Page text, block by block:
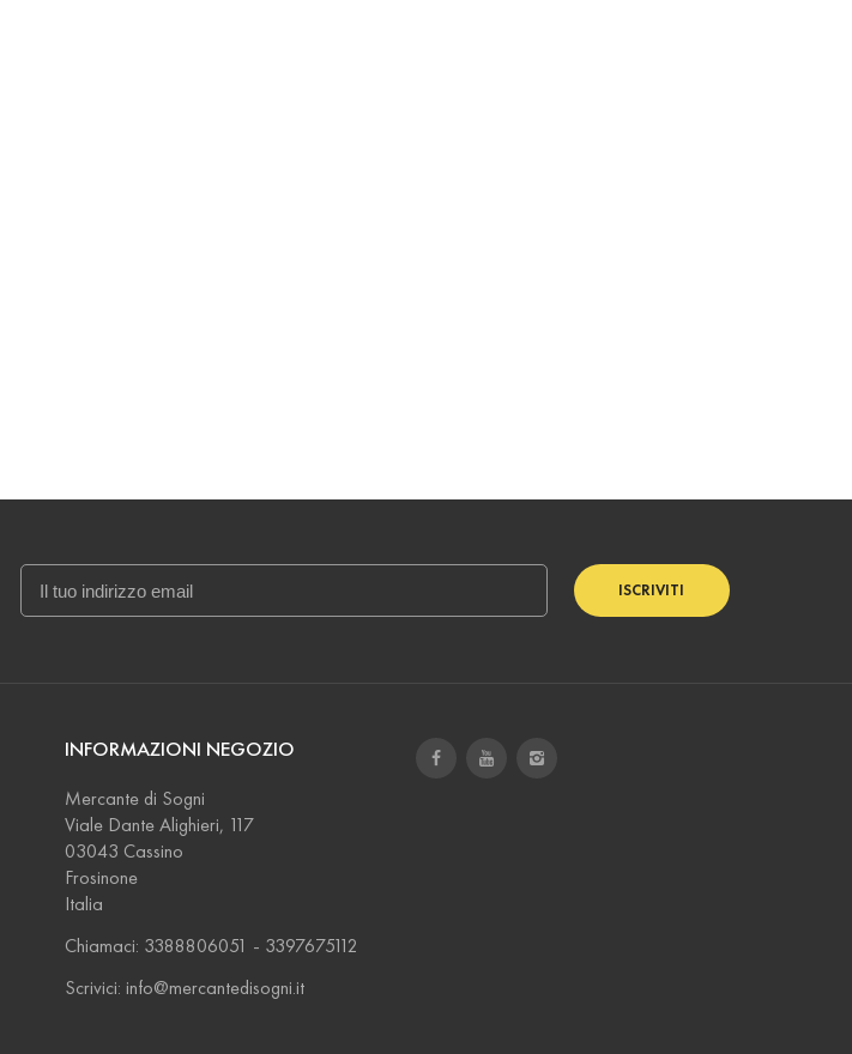
ISCRIVITI
INFORMAZIONI NEGOZIO
Mercante di Sogni
Viale Dante Alighieri, 117
03043 Cassino
Frosinone
Italia
Chiamaci: 3388806051 - 3397675112
Scrivici: info@mercantedisogni.it